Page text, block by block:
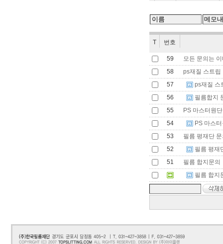
T 번호
59
모든 문의는
58
ps재질 스트립
57
ps재질 스
56
필름합지
55
PS 마스터원
54
PS 마스
53
필름 평재단
52
필름 평재
51
필름 합지문의
필름 합지